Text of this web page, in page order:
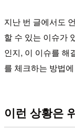
지난 번 글에서도
할 수 있는 이슈가
인지, 이 이슈를 해
를 체크하는 방법
이런 상황은